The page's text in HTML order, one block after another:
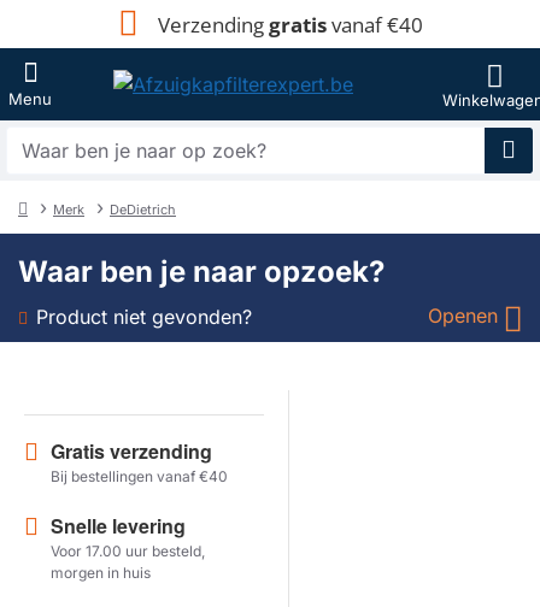
Verzendinggratisvanaf €40
Waar
zoek?
Merk DeDietrich
Waar ben je naar opzoek?
Product niet gevonden? Openen
Gratis verzending
Bij bestellingen vanaf €40
Snelle levering
Voor 17.00 uur besteld,
morgen in huis